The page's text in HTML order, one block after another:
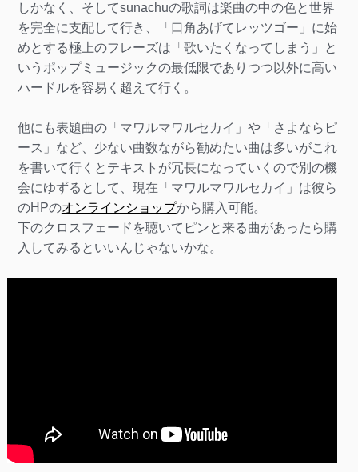
しかなく、そしてsunachuの歌詞は楽曲の中の色と世界
を完全に支配して行き、「口角あげてレッツゴー」に始
めとする極上のフレーズは「歌いたくなってしまう」と
いうポップミュージックの最低限でありつつ以外に高い
ハードルを容易く超えて行く。
他にも表題曲の「マワルマワルセカイ」や「さよならピ
ース」など、少ない曲数ながら勧めたい曲は多いがこれ
を書いて行くとテキストが冗長になっていくので別の機
会にゆずるとして、現在「マワルマワルセカイ」は彼ら
のHPのオンラインショップから購入可能。
下のクロスフェードを聴いてピンと来る曲があったら購
入してみるといいんじゃないかな。